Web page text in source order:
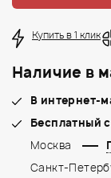
Купить в 1 клик
Наличие в
В интернет-
Бесплатный
Москва
Санкт-